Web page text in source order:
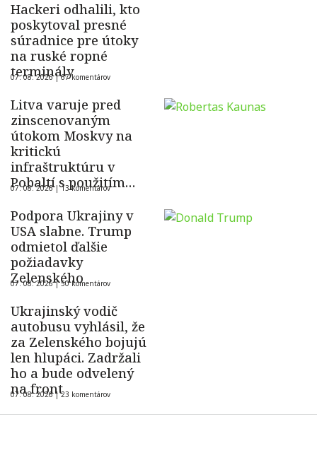
Hackeri odhalili, kto
poskytoval presné
súradnice pre útoky
na ruské ropné
terminály
07. 08. 2026 |67 komentárov
Litva varuje pred
zinscenovaným
útokom Moskvy na
kritickú
infraštruktúru v
Pobaltí s použitím
ukrajinského dronu
07. 08. 2026 |13 komentárov
Podpora Ukrajiny v
USA slabne. Trump
odmietol ďalšie
požiadavky
Zelenského
07. 08. 2026 |50 komentárov
Ukrajinský vodič
autobusu vyhlásil, že
za Zelenského bojujú
len hlupáci. Zadržali
ho a bude odvelený
na front
07. 08. 2026 |23 komentárov